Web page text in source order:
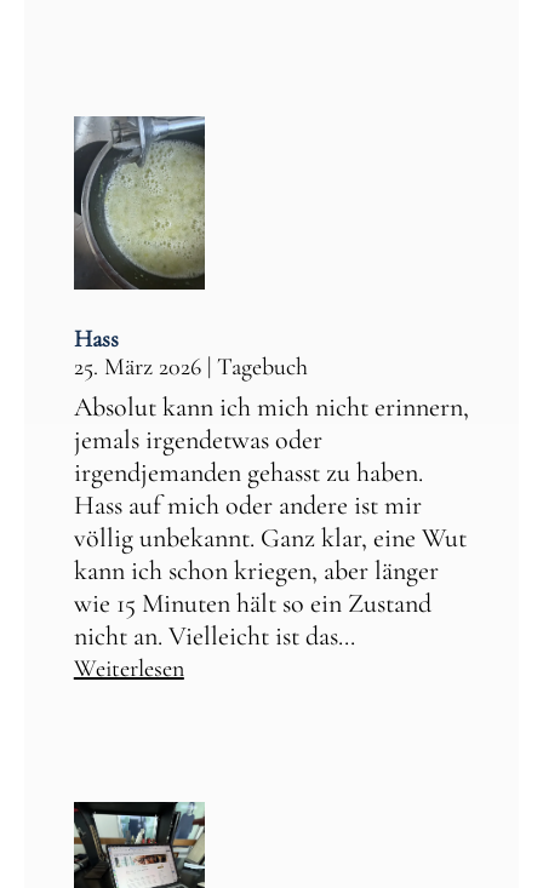
Hass
25. März 2026| Tagebuch
Absolut kann ich mich nicht erinnern,
jemals irgendetwas oder
irgendjemanden gehasst zu haben.
Hass auf mich oder andere ist mir
völlig unbekannt. Ganz klar, eine Wut
kann ich schon kriegen, aber länger
wie 15 Minuten hält so ein Zustand
nicht an. Vielleicht ist das...
Weiterlesen